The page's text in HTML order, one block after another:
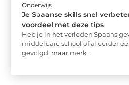
Onderwijs
Je Spaanse skills snel
voordeel met deze tips
Heb je in het verleden Spaans
middelbare school of al eerder
gevolgd, maar merk ...